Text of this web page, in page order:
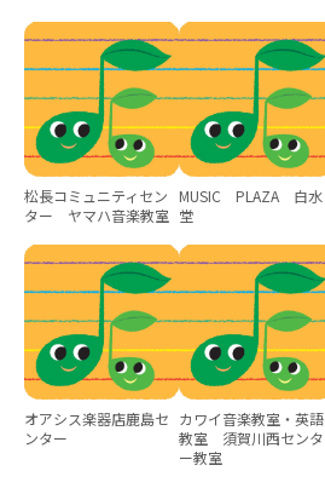
松長コミュニティセン
ター ヤマハ音楽教室
MUSIC PLAZA 白水
堂
オアシス楽器店鹿島セ
ンター
カワイ音楽教室・英語
教室 須賀川西センタ
ー教室